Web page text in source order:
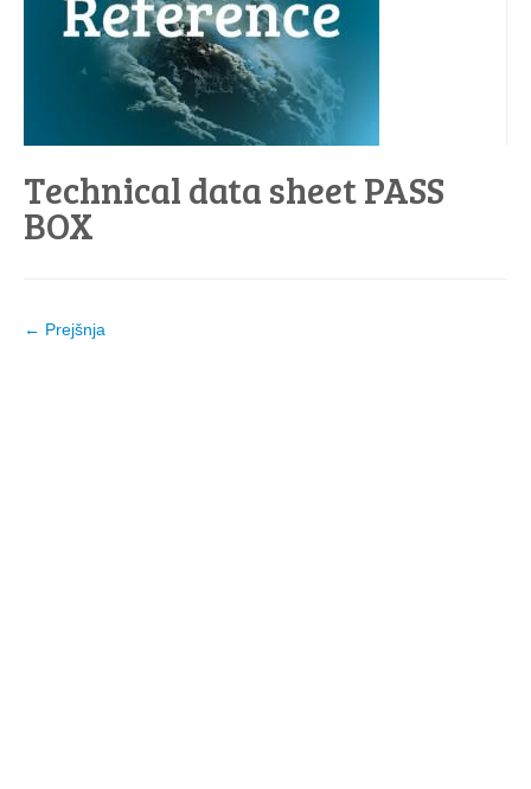
Technical data sheet PASS
BOX
← Prejšnja